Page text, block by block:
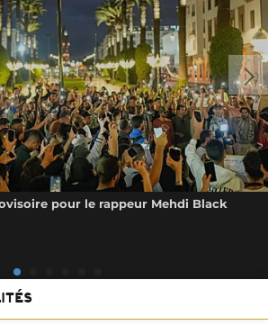
pour le rappeur Mehdi Black